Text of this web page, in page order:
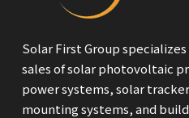
Solar First Group
sales of solar photovoltaic
power systems, solar
mounting systems, and